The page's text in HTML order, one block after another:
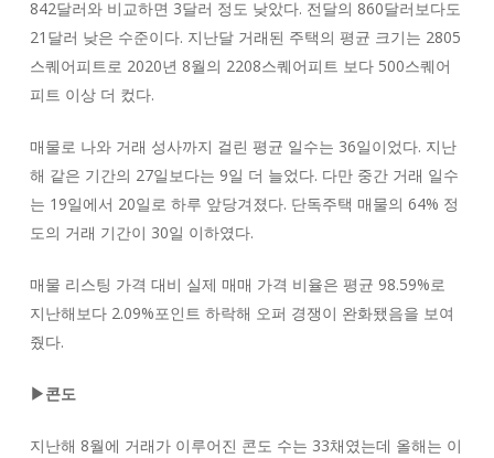
842달러와 비교하면 3달러 정도 낮았다. 전달의 860달러보다도
21달러 낮은 수준이다. 지난달 거래된 주택의 평균 크기는 2805
스퀘어피트로 2020년 8월의 2208스퀘어피트 보다 500스퀘어
피트 이상 더 컸다.
매물로 나와 거래 성사까지 걸린 평균 일수는 36일이었다. 지난
해 같은 기간의 27일보다는 9일 더 늘었다. 다만 중간 거래 일수
는 19일에서 20일로 하루 앞당겨졌다. 단독주택 매물의 64% 정
도의 거래 기간이 30일 이하였다.
매물 리스팅 가격 대비 실제 매매 가격 비율은 평균 98.59%로
지난해보다 2.09%포인트 하락해 오퍼 경쟁이 완화됐음을 보여
줬다.
▶콘도
지난해 8월에 거래가 이루어진 콘도 수는 33채였는데 올해는 이